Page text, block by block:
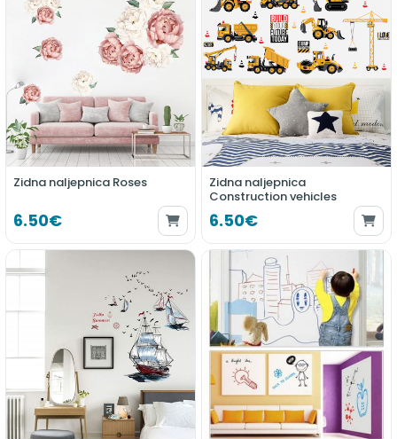
Zidna naljepnica Roses
6.50€
Zidna naljepnica
Construction vehicles
6.50€